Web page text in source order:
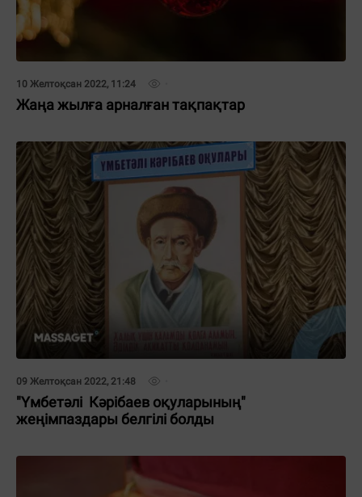
10 Желтоқсан 2022, 11:24
Жаңа жылға арналған тақпақтар
09 Желтоқсан 2022, 21:48
"Үмбетәлі Кәрібаев оқуларының"
жеңімпаздары белгілі болды